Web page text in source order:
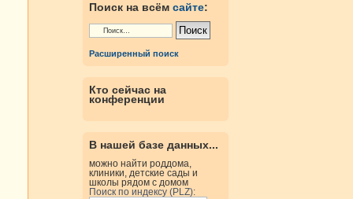
Поиск на всём сайте:
Расширенный поиск
Кто сейчас на
конференции
В нашей базе данных...
можно найти роддома,
клиники, детские сады и
школы рядом с домом
Поиск по индексу (PLZ):